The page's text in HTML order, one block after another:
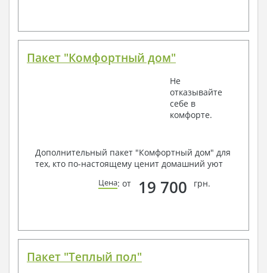
Пакет "Комфортный дом"
Не
отказывайте
себе в
комфорте.
Дополнительный пакет "Комфортный дом" для
тех, кто по-настоящему ценит домашний уют
Цена: от 19 700 грн.
Пакет "Теплый пол"